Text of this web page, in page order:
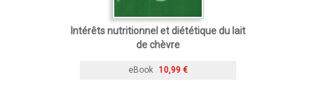
Intérêts nutritionnel et diététique du lait
de chèvre
eBook 10,99 €